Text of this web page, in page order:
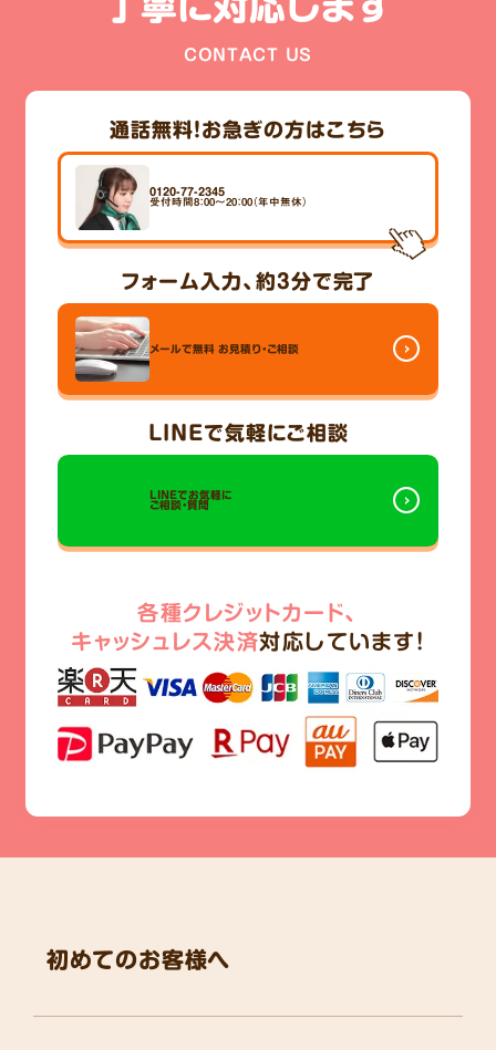
CONTACT US
通話無料！お急ぎの方はこちら
0120-77-2345
受付時間8：00～20：00（年中無休）
フォーム入力、 約3分で完了
メールで無料 お見積り・ご相談
LINEで気軽にご相談
LINEでお気軽に
ご相談・質問
各種クレジットカード、
キャッシュレス決済対応しています!
初めてのお客様へ